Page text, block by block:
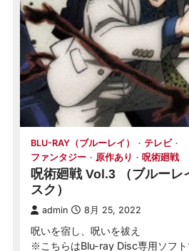
BLU-RAY（ブルーレイ）
テレビ
ファンタジー
原作あり 呪術廻戦
呪術廻戦 Vol.3 （ブルーレ
スク）
admin 8月 25, 2022
呪いを宿し、呪いを祓え
※こちらはBlu-ray Disc専用ソフト